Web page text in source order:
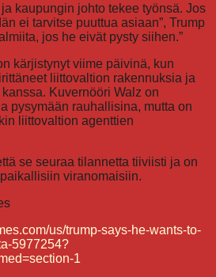
kaupungin johto tekee työnsä. Jos
ei tarvitse puuttua asiaan”, Trump
jos he eivät pysty siihen.”
kärjistynyt viime päivinä, kun
liittovaltion rakennuksia ja
Kuvernööri Walz on
pysymään rauhallisina, mutta on
liittovaltion agenttien
se seuraa tilannetta tiiviisti ja on
viranomaisiin.
us/trump-says-he-wants-to-
5977254?
1